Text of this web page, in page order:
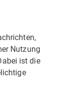
Nutzung
ist die